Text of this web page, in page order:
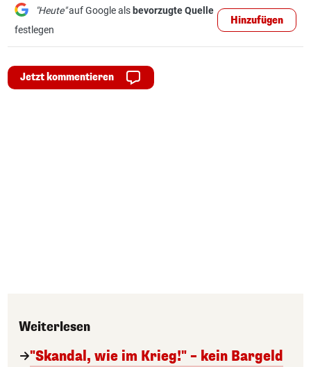
"Heute"auf Google als bevorzugte Quelle
festlegen
Hinzufügen
Jetzt kommentieren
Weiterlesen
"Skandal, wie im Krieg!" – kein Bargeld